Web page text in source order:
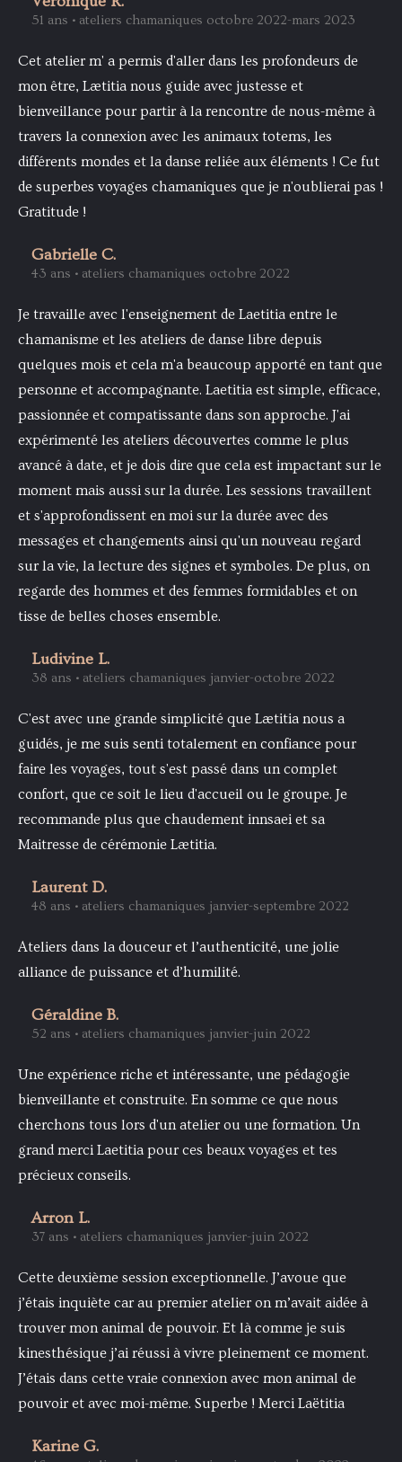
51 ans • ateliers chamaniques octobre 2022-mars 2023
Cet atelier m' a permis d'aller dans les profondeurs de
mon être, Lætitia nous guide avec justesse et
bienveillance pour partir à la rencontre de nous-même à
travers la connexion avec les animaux totems, les
différents mondes et la danse reliée aux éléments ! Ce fut
de superbes voyages chamaniques que je n'oublierai pas !
Gratitude !
Gabrielle C.
43 ans • ateliers chamaniques octobre 2022
Je travaille avec l'enseignement de Laetitia entre le
chamanisme et les ateliers de danse libre depuis
quelques mois et cela m'a beaucoup apporté en tant que
personne et accompagnante. Laetitia est simple, efficace,
passionnée et compatissante dans son approche. J'ai
expérimenté les ateliers découvertes comme le plus
avancé à date, et je dois dire que cela est impactant sur le
moment mais aussi sur la durée. Les sessions travaillent
et s'approfondissent en moi sur la durée avec des
messages et changements ainsi qu'un nouveau regard
sur la vie, la lecture des signes et symboles. De plus, on
regarde des hommes et des femmes formidables et on
tisse de belles choses ensemble.
Ludivine L.
38 ans • ateliers chamaniques janvier-octobre 2022
C'est avec une grande simplicité que Lætitia nous a
guidés, je me suis senti totalement en confiance pour
faire les voyages, tout s'est passé dans un complet
confort, que ce soit le lieu d'accueil ou le groupe. Je
recommande plus que chaudement innsaei et sa
Maitresse de cérémonie Lætitia.
Laurent D.
48 ans • ateliers chamaniques janvier-septembre 2022
Ateliers dans la douceur et l’authenticité, une jolie
alliance de puissance et d’humilité.
Géraldine B.
52 ans • ateliers chamaniques janvier-juin 2022
Une expérience riche et intéressante, une pédagogie
bienveillante et construite. En somme ce que nous
cherchons tous lors d'un atelier ou une formation. Un
grand merci Laetitia pour ces beaux voyages et tes
précieux conseils.
Arron L.
37 ans • ateliers chamaniques janvier-juin 2022
Cette deuxième session exceptionnelle. J’avoue que
j’étais inquiète car au premier atelier on m’avait aidée à
trouver mon animal de pouvoir. Et là comme je suis
kinesthésique j’ai réussi à vivre pleinement ce moment.
J’étais dans cette vraie connexion avec mon animal de
pouvoir et avec moi-même. Superbe ! Merci Laëtitia
Karine G.